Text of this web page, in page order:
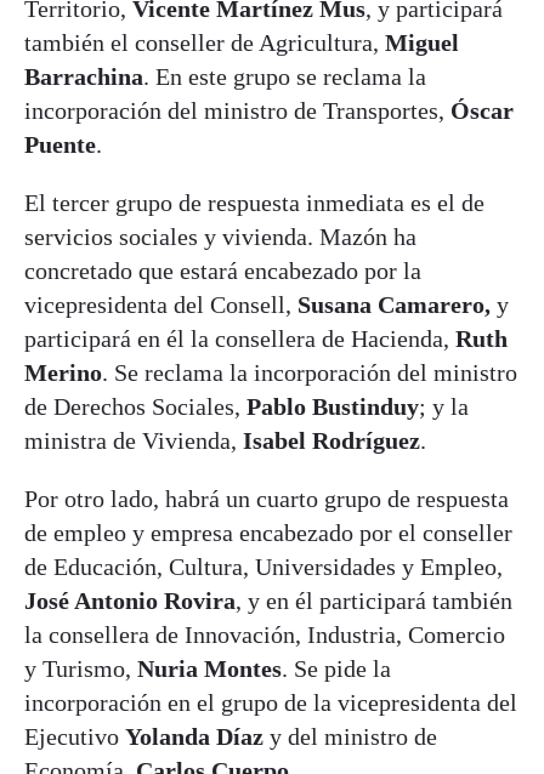
Territorio, Vicente Martínez Mus, y participará
también el conseller de Agricultura, Miguel
Barrachina. En este grupo se reclama la
incorporación del ministro de Transportes, Óscar
Puente.
El tercer grupo de respuesta inmediata es el de
servicios sociales y vivienda. Mazón ha
concretado que estará encabezado por la
vicepresidenta del Consell, Susana Camarero, y
participará en él la consellera de Hacienda, Ruth
Merino. Se reclama la incorporación del ministro
de Derechos Sociales, Pablo Bustinduy; y la
ministra de Vivienda, Isabel Rodríguez.
Por otro lado, habrá un cuarto grupo de respuesta
de empleo y empresa encabezado por el conseller
de Educación, Cultura, Universidades y Empleo,
José Antonio Rovira, y en él participará también
la consellera de Innovación, Industria, Comercio
y Turismo, Nuria Montes. Se pide la
incorporación en el grupo de la vicepresidenta del
Ejecutivo Yolanda Díaz y del ministro de